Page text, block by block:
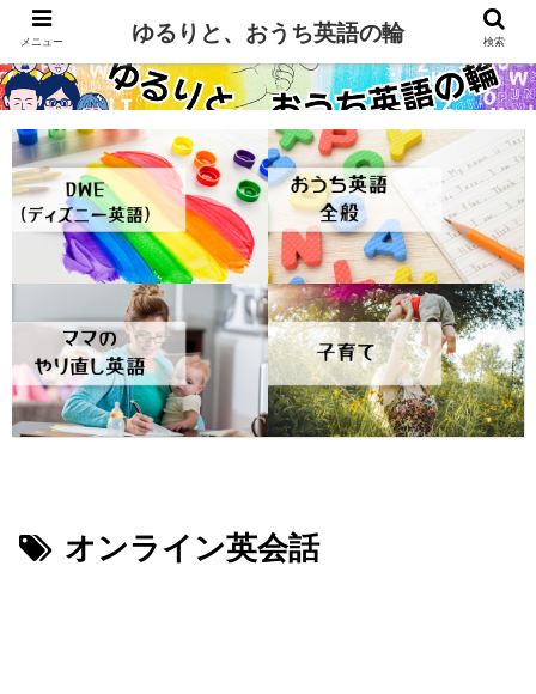
オンライン英会話
メニュー ゆるりと、おうち英語の輪 検索